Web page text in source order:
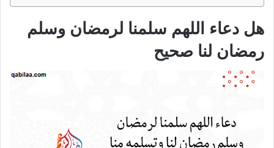
هل دعاء اللهم سلمنا لرمضان وسلم
رمضان لنا صحيح